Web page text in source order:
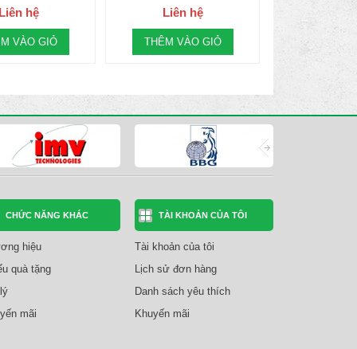
hệ
VÀO GIỎ
Liên hệ
THÊM VÀO GIỎ
CHỨC NĂNG KHÁC
hiệu
quà tặng
mãi
TÀI KHOẢN CỦA TÔI
Tài khoản của tôi
Lịch sử đơn hàng
Danh sách yêu thích
Khuyến mãi